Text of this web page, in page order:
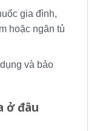
gia đình,
hoặc ngăn tủ
và bảo
ở đâu